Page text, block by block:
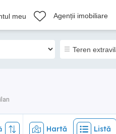
meu Agenții imobiliare
Hartă Listă
Hartă Listă